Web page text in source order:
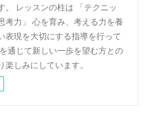
。 レッスンの柱は 「テクニッ
考力」 心を育み、考える力を養
表現を大切にする指導を行って
通じて新しい一歩を望む方との
楽しみにしています。